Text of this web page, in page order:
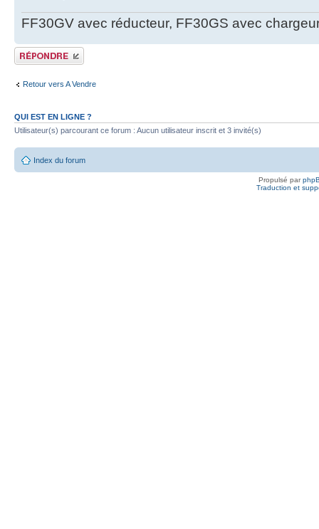
FF30GV avec réducteur, FF30GS avec
Publier une réponse
Retour vers A Vendre
QUI EST EN LIGNE ?
Utilisateur(s) parcourant ce forum : Aucun utilisateur inscrit et 3 invité(s)
Index du forum
Propulsé par
Traduction et